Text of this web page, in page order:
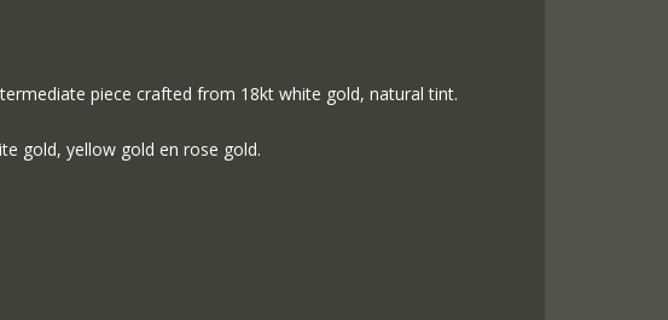
piece crafted from 18kt white gold, natural tint.
gold, yellow gold en rose gold.